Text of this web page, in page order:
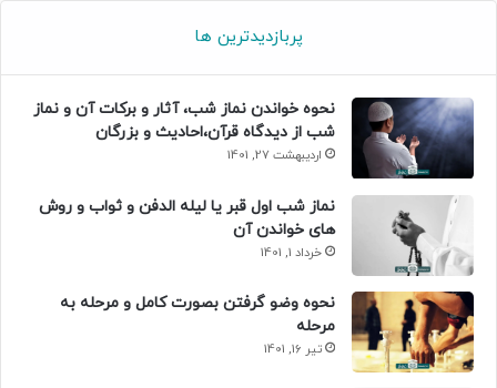
پربازدیدترین ها
نحوه خواندن نماز شب، آثار و برکات آن و نماز
شب از دیدگاه قرآن،احادیث و بزرگان
اردیبهشت 27, 1401
نماز شب اول قبر یا لیله الدفن و ثواب و روش
های خواندن آن
خرداد 1, 1401
نحوه وضو گرفتن بصورت کامل و مرحله به
مرحله
تیر 16, 1401